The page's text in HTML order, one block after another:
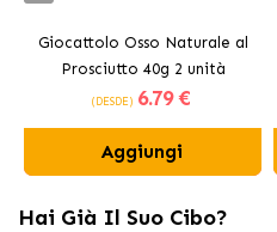
Giocattolo Osso Naturale al
Prosciutto 40g 2 unità
Comestibili 2 unità Ferplast
(DESDE) 6.79 €
Aggiungi
Hai Già Il Suo Cibo?